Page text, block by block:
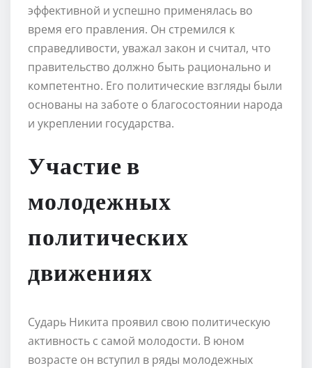
эффективной и успешно применялась во
время его правления. Он стремился к
справедливости, уважал закон и считал, что
правительство должно быть рационально и
компетентно. Его политические взгляды были
основаны на заботе о благосостоянии народа
и укреплении государства.
Участие в
молодежных
политических
движениях
Сударь Никита проявил свою политическую
активность с самой молодости. В юном
возрасте он вступил в ряды молодежных